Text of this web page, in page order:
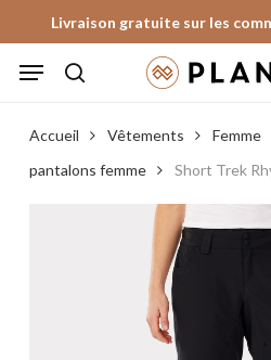
to
main
Livraison gratuite sur les
Menu
Accueil Vêtements Femme
pantalons femme
Short Trek